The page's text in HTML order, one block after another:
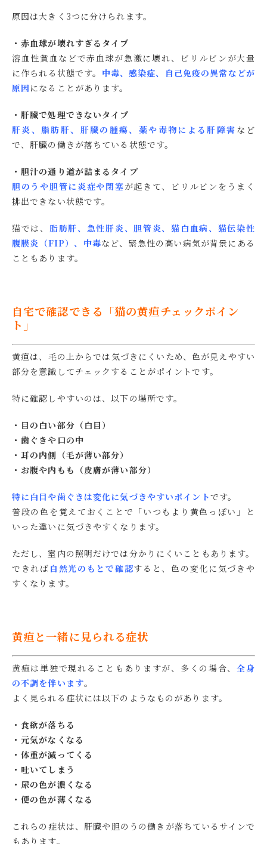
原因は大きく3つに分けられます。
・赤血球が壊れすぎるタイプ
溶血性貧血などで赤血球が急激に壊れ、ビリルビンが大量
に作られる状態です。 中毒、感染症、自己免疫の異常などが
原因になることがあります。
・肝臓で処理できないタイプ
肝炎、脂肪肝、肝臓の腫瘍、薬や毒物による肝障害 など
で、肝臓の働きが落ちている状態です。
・胆汁の通り道が詰まるタイプ
胆のうや胆管に炎症や閉塞が起きて、ビリルビンをうまく
排出できない状態です。
猫では、 脂肪肝、急性肝炎、胆管炎、猫白血病、猫伝染性
腹膜炎（FIP）、中毒など、緊急性の高い病気が背景にある
こともあります。
自宅で確認できる「猫の黄疸チェックポイン
ト」
黄疸は、毛の上からでは気づきにくいため、色が見えやすい
部分を意識してチェックすることがポイントです。
特に確認しやすいのは、以下の場所です。
・目の白い部分（白目）
・歯ぐきや口の中
・耳の内側（毛が薄い部分）
・お腹や内もも（皮膚が薄い部分）
特に白目や歯ぐきは変化に気づきやすいポイントです。
普段の色を覚えておくことで「いつもより黄色っぽい」と
いった違いに気づきやすくなります。
ただし、室内の照明だけでは分かりにくいこともあります。
できれば 自然光のもとで確認すると、色の変化に気づきや
すくなります。
黄疸と一緒に見られる症状
黄疸は単独で現れることもありますが、多くの場合、全身
の不調を伴います。
よく見られる症状には以下のようなものがあります。
・食欲が落ちる
・元気がなくなる
・体重が減ってくる
・吐いてしまう
・尿の色が濃くなる
・便の色が薄くなる
これらの症状は、肝臓や胆のうの働きが落ちているサインで
もあります。